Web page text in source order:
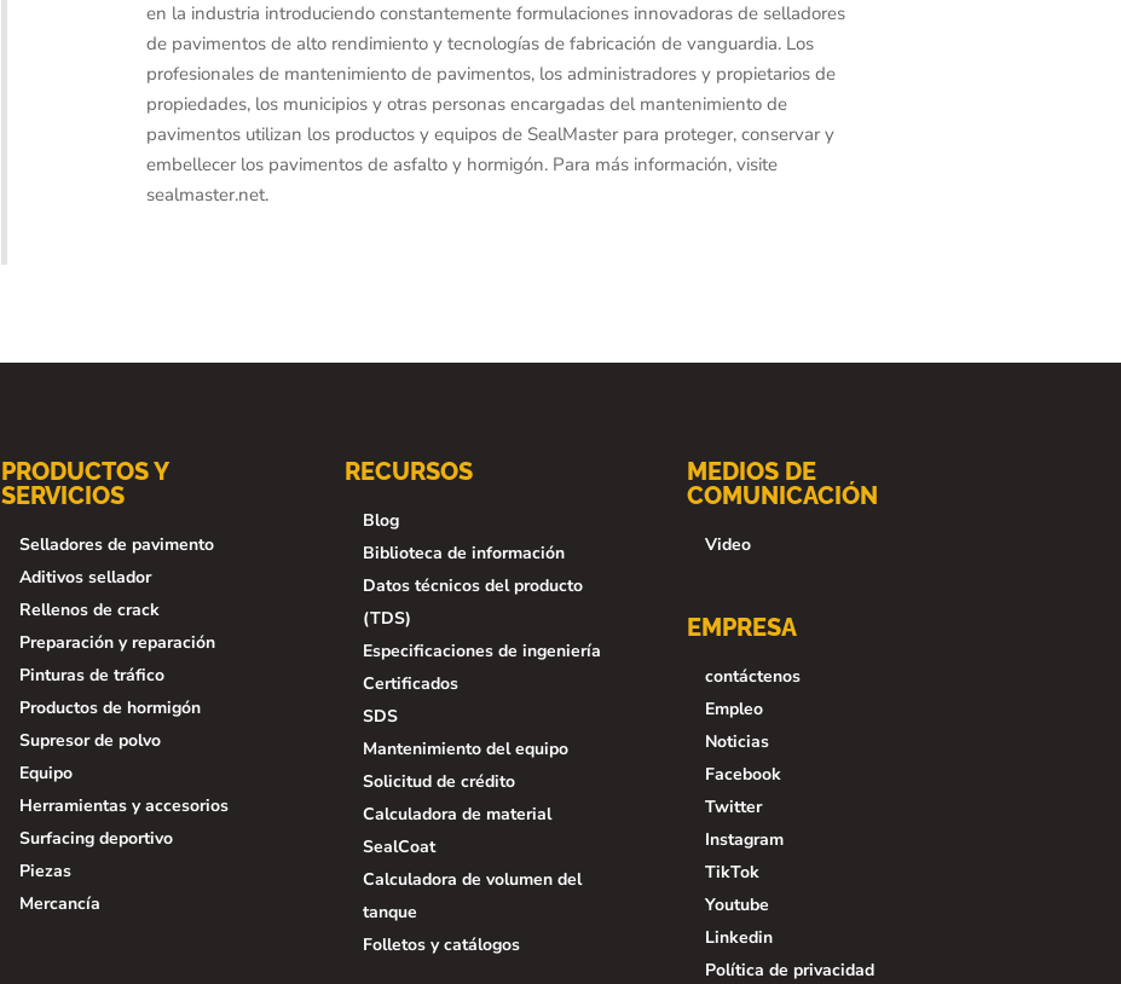
en la industria introduciendo constantemente formulaciones innovadoras de selladores
de pavimentos de alto rendimiento y tecnologías de fabricación de vanguardia. Los
profesionales de mantenimiento de pavimentos, los administradores y propietarios de
propiedades, los municipios y otras personas encargadas del mantenimiento de
pavimentos utilizan los productos y equipos de SealMaster para proteger, conservar y
embellecer los pavimentos de asfalto y hormigón. Para más información, visite
sealmaster.net.
PRODUCTOS Y
SERVICIOS
Selladores de pavimento
Aditivos sellador
Rellenos de crack
Preparación y reparación
Pinturas de tráfico
Productos de hormigón
Supresor de polvo
Equipo
Herramientas y accesorios
Surfacing deportivo
Piezas
Mercancía
RECURSOS
Blog
Biblioteca de información
Datos técnicos del producto
(TDS)
Especificaciones de ingeniería
Certificados
SDS
Mantenimiento del equipo
Solicitud de crédito
Calculadora de material
SealCoat
Calculadora de volumen del
tanque
Folletos y catálogos
MEDIOS DE
COMUNICACIÓN
Video
EMPRESA
contáctenos
Empleo
Noticias
Facebook
Twitter
Instagram
TikTok
Youtube
Linkedin
Política de privacidad